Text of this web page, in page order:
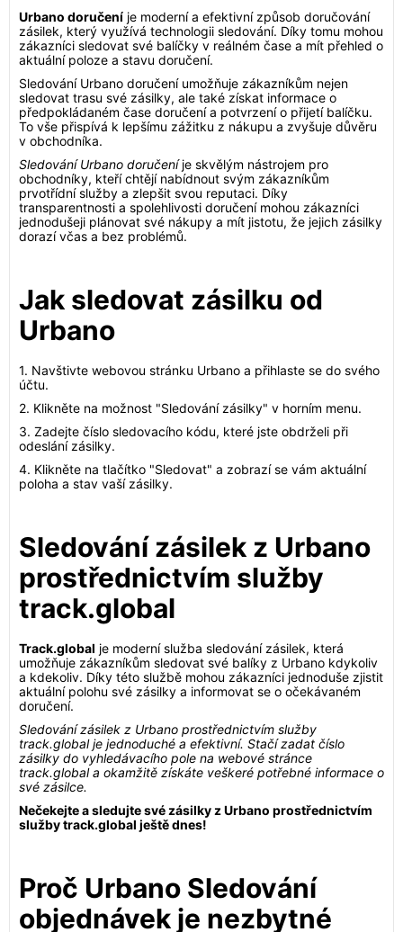
Urbano doručení je moderní a efektivní způsob doručování
zásilek, který využívá technologii sledování. Díky tomu mohou
zákazníci sledovat své balíčky v reálném čase a mít přehled o
aktuální poloze a stavu doručení.
Sledování Urbano doručení umožňuje zákazníkům nejen
sledovat trasu své zásilky, ale také získat informace o
předpokládaném čase doručení a potvrzení o přijetí balíčku.
To vše přispívá k lepšímu zážitku z nákupu a zvyšuje důvěru
v obchodníka.
Sledování Urbano doručeníje skvělým nástrojem pro
obchodníky, kteří chtějí nabídnout svým zákazníkům
prvotřídní služby a zlepšit svou reputaci. Díky
transparentnosti a spolehlivosti doručení mohou zákazníci
jednodušeji plánovat své nákupy a mít jistotu, že jejich zásilky
dorazí včas a bez problémů.
Jak sledovat zásilku od
Urbano
1. Navštivte webovou stránku Urbano a přihlaste se do svého
účtu.
2. Klikněte na možnost "Sledování zásilky" v horním menu.
3. Zadejte číslo sledovacího kódu, které jste obdrželi při
odeslání zásilky.
4. Klikněte na tlačítko "Sledovat" a zobrazí se vám aktuální
poloha a stav vaší zásilky.
Sledování zásilek z Urbano
prostřednictvím služby
track.global
Track.global je moderní služba sledování zásilek, která
umožňuje zákazníkům sledovat své balíky z Urbano kdykoliv
a kdekoliv. Díky této službě mohou zákazníci jednoduše zjistit
aktuální polohu své zásilky a informovat se o očekávaném
doručení.
Sledování zásilek z Urbano prostřednictvím služby
track.global je jednoduché a efektivní. Stačí zadat číslo
zásilky do vyhledávacího pole na webové stránce
track.global a okamžitě získáte veškeré potřebné informace o
své zásilce.
Nečekejte a sledujte své zásilky z Urbano prostřednictvím
služby track.global ještě dnes!
Proč Urbano Sledování
objednávek je nezbytné